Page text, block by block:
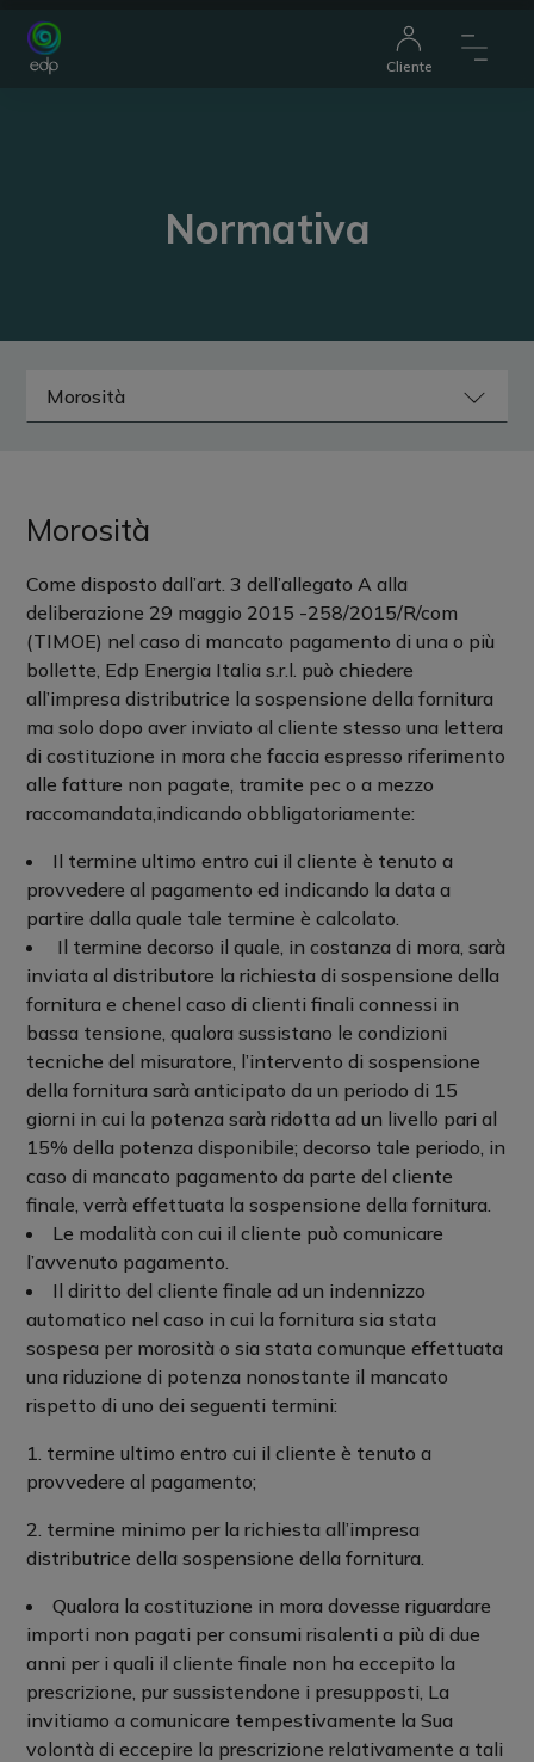
Cliente
Normativa
Morosità
Come disposto dall’art. 3 dell’allegato A alla
deliberazione 29 maggio 2015 -258/2015/R/com
(TIMOE) nel caso di mancato pagamento di una o più
bollette, Edp Energia Italia s.r.l. può chiedere
all’impresa distributrice la sospensione della fornitura
ma solo dopo aver inviato al cliente stesso una lettera
di costituzione in mora che faccia espresso riferimento
alle fatture non pagate, tramite pec o a mezzo
raccomandata,indicando obbligatoriamente:
Il termine ultimo entro cui il cliente è tenuto a
provvedere al pagamento ed indicando la data a
partire dalla quale tale termine è calcolato.
Il termine decorso il quale, in costanza di mora, sarà
inviata al distributore la richiesta di sospensione della
fornitura e chenel caso di clienti finali connessi in
bassa tensione, qualora sussistano le condizioni
tecniche del misuratore, l’intervento di sospensione
della fornitura sarà anticipato da un periodo di 15
giorni in cui la potenza sarà ridotta ad un livello pari al
15% della potenza disponibile; decorso tale periodo, in
caso di mancato pagamento da parte del cliente
finale, verrà effettuata la sospensione della fornitura.
Le modalità con cui il cliente può comunicare
l’avvenuto pagamento.
Il diritto del cliente finale ad un indennizzo
automatico nel caso in cui la fornitura sia stata
sospesa per morosità o sia stata comunque effettuata
una riduzione di potenza nonostante il mancato
rispetto di uno dei seguenti termini:
1. termine ultimo entro cui il cliente è tenuto a
provvedere al pagamento;
2. termine minimo per la richiesta all’impresa
distributrice della sospensione della fornitura.
Qualora la costituzione in mora dovesse riguardare
importi non pagati per consumi risalenti a più di due
anni per i quali il cliente finale non ha eccepito la
prescrizione, pur sussistendone i presupposti, La
invitiamo a comunicare tempestivamente la Sua
volontà di eccepire la prescrizione relativamente a tali